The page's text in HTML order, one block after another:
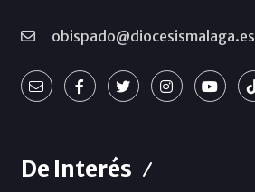
obispado@diocesismalaga.es
De Interés